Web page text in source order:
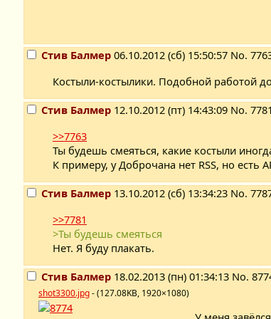
Стив Балмер 06.10.2012 (сб) 15:50:57 No.
Костыли-костылики. Подобной работой
Стив Балмер 12.10.2012 (пт) 14:43:09 No. 7781
>>7763
Ты будешь смеяться, какие костыли
К примеру, у Доброчана нет RSS, но
Стив Балмер 13.10.2012 (сб) 13:34:23 No.
>>7781
>Ты будешь смеяться
Нет. Я буду плакать.
Стив Балмер 18.02.2013 (пн) 01:34:13 No.
shot3300.jpg- (127.08KB, 1920×1080)